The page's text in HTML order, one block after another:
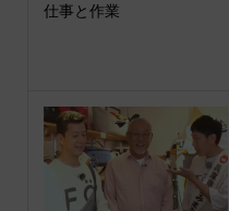
仕事と作業